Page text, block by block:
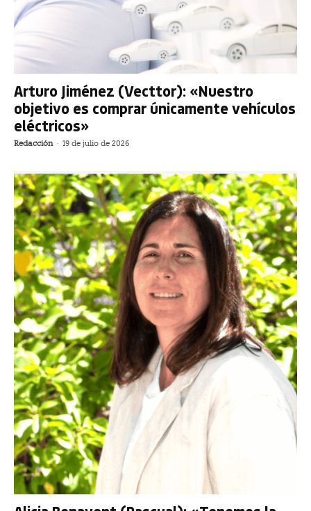
Arturo Jiménez (Vecttor): «Nuestro
objetivo es comprar únicamente vehículos
eléctricos»
Redacción - 19 de julio de 2026